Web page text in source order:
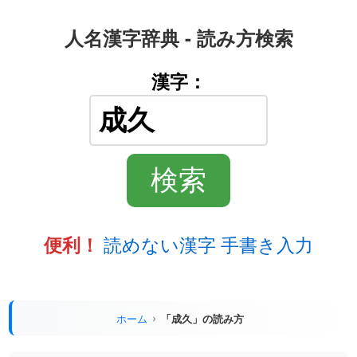
人名漢字辞典 - 読み方検索
漢字：
便利！ 読めない漢字 手書き入力
ホーム 「成久」の読み方